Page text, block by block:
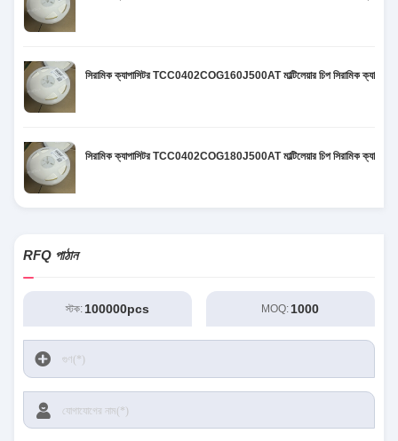
সিরামিক ক্যাপাসিটর TCC0402COG160J500AT মাল্টিলেয়ার চিপ সিরামিক
সিরামিক ক্যাপাসিটর TCC0402COG180J500AT মাল্টিলেয়ার চিপ সিরামিক
RFQ পাঠান
স্টক: 100000pcs MOQ: 1000